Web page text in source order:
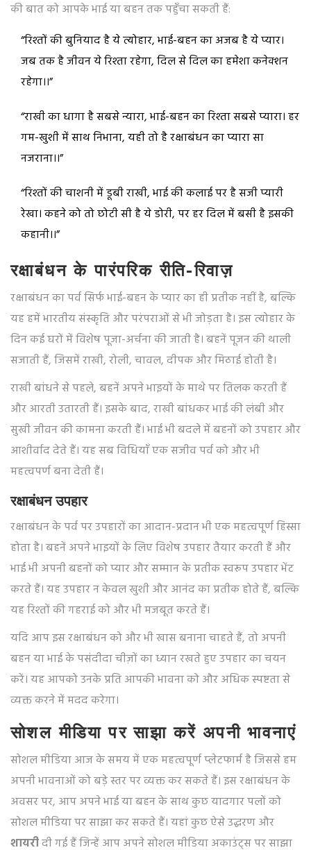
की बात को आपके भाई या बहन तक पहुँचा सकती हैं:
“रिश्तों की बुनियाद है ये त्योहार, भाई-बहन का अजब है ये प्यार।
जब तक है जीवन ये रिश्ता रहेगा, दिल से दिल का हमेशा कनेक्शन
रहेगा।।”
“राखी का धागा है सबसे न्यारा, भाई-बहन का रिश्ता सबसे प्यारा। हर
गम-खुशी में साथ निभाना, यही तो है रक्षाबंधन का प्यारा सा
नजराना।।”
“रिश्तों की चाशनी में डूबी राखी, भाई की कलाई पर है सजी प्यारी
रेखा। कहने को तो छोटी सी है ये डोरी, पर हर दिल में बसी है इसकी
कहानी।।”
रक्षाबंधन के पारंपरिक रीति-रिवाज़
रक्षाबंधन का पर्व सिर्फ भाई-बहन के प्यार का ही प्रतीक नहीं है, बल्कि
यह हमें भारतीय संस्कृति और परंपराओं से भी जोड़ता है। इस त्योहार के
दिन कई घरों में विशेष पूजा-अर्चना की जाती है। बहनें पूजन की थाली
सजाती हैं, जिसमें राखी, रोली, चावल, दीपक और मिठाई होती है।
राखी बांधने से पहले, बहनें अपने भाइयों के माथे पर तिलक करती हैं
और आरती उतारती हैं। इसके बाद, राखी बांधकर भाई की लंबी और
सुखी जीवन की कामना करती हैं। भाई भी बदले में बहनों को उपहार और
आशीर्वाद देते हैं। यह सब विधियाँ एक सजीव पर्व को और भी
महत्वपर्ण बना देती हैं।
रक्षाबंधन उपहार
रक्षाबंधन के पर्व पर उपहारों का आदान-प्रदान भी एक महत्वपूर्ण हिस्सा
होता है। बहनें अपने भाइयों के लिए विशेष उपहार तैयार करती हैं और
भाई भी अपनी बहनों को प्यार और सम्मान के प्रतीक स्वरूप उपहार भेंट
करते हैं। यह उपहार न केवल खुशी और आनंद का प्रतीक होते हैं, बल्कि
यह रिश्तों की गहराई को और भी मजबूत करते हैं।
यदि आप इस रक्षाबंधन को और भी खास बनाना चाहते हैं, तो अपनी
बहन या भाई के पसंदीदा चीज़ों का ध्यान रखते हुए उपहार का चयन
करें। यह आपको उनके प्रति आपकी भावना को और अधिक स्पष्टता से
व्यक्त करने में मदद करेगा।
सोशल मीडिया पर साझा करें अपनी भावनाएं
सोशल मीडिया आज के समय में एक महत्वपूर्ण प्लेटफार्म है जिससे हम
अपनी भावनाओं को बड़े स्तर पर व्यक्त कर सकते हैं। इस रक्षाबंधन के
अवसर पर, आप अपने भाई या बहन के साथ कुछ यादगार पलों को
सोशल मीडिया पर साझा कर सकते हैं। यहां कुछ ऐसे उद्धरण और
शायरीदी गई हैं जिन्हें आप अपने सोशल मीडिया अकाउंट्स पर साझा